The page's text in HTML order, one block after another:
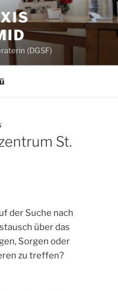
(DGSF)
St.
der Suche nach
über das
Sorgen oder
zu treffen?